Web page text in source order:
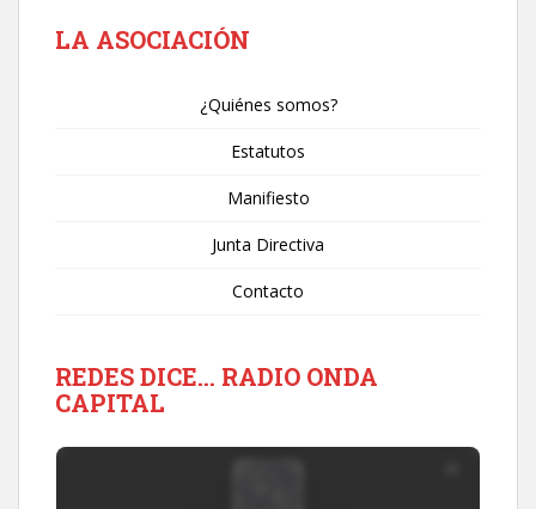
LA ASOCIACIÓN
¿Quiénes somos?
Estatutos
Manifiesto
Junta Directiva
Contacto
REDES DICE… RADIO ONDA
CAPITAL